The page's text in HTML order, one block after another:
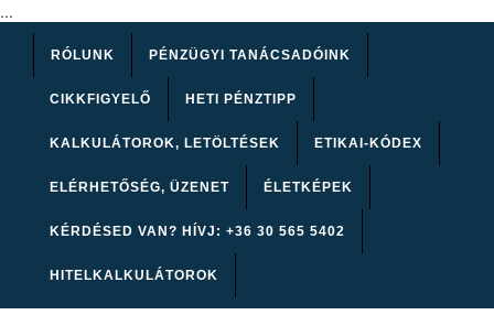
...
RÓLUNK PÉNZÜGYI TANÁCSADÓINK
CIKKFIGYELŐ HETI PÉNZTIPP
KALKULÁTOROK, LETÖLTÉSEK ETIKAI-KÓDEX
ELÉRHETŐSÉG, ÜZENET ÉLETKÉPEK
KÉRDÉSED VAN? HÍVJ: +36 30 565 5402
HITELKALKULÁTOROK